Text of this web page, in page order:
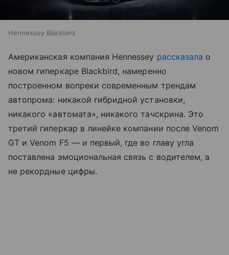
Hennessey Blackbird
Американская компания Hennessey рассказала о
новом гиперкаре Blackbird, намеренно
построенном вопреки современным трендам
автопрома: никакой гибридной установки,
никакого «автомата», никакого тачскрина. Это
третий гиперкар в линейке компании после Venom
GT и Venom F5 — и первый, где во главу угла
поставлена эмоциональная связь с водителем, а
не рекордные цифры.